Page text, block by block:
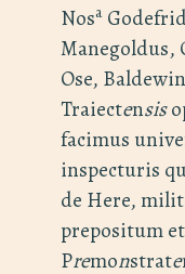
Nosa
Ose,
Traiectensis
facimus
inspecturis
de Here,
prepositum
Premonstrate